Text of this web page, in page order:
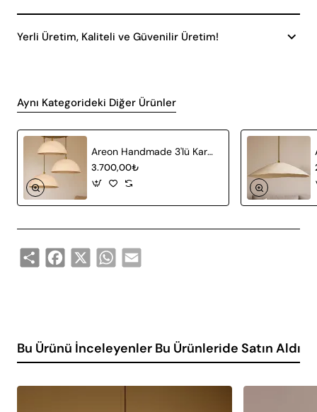
Yerli Üretim, Kaliteli ve Güvenilir Üretim!
Aynı Kategorideki Diğer Ürünler
Areon Handmade 3'lü Karbon Beton Avize
3.700,00₺
Share Facebook
X WhatsApp
Email
Bu Ürünü İnceleyenler Bu Ürünleride Satın Aldı